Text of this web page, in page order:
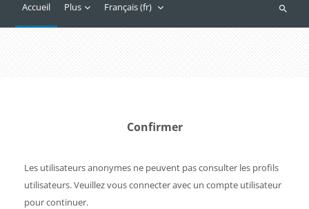
Accueil Plus Français ‎(fr)‎
Confirmer
Les utilisateurs anonymes ne peuvent pas consulter les profils
utilisateurs. Veuillez vous connecter avec un compte utilisateur
pour continuer.